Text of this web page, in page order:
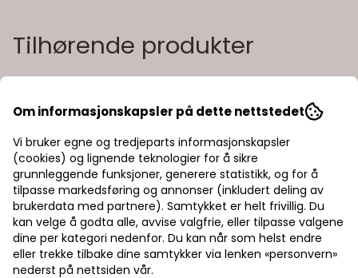
Tilhørende produkter
Om informasjonskapsler på dette nettstedet
Vi bruker egne og tredjeparts informasjonskapsler
(cookies) og lignende teknologier for å sikre
grunnleggende funksjoner, generere statistikk, og for å
tilpasse markedsføring og annonser (inkludert deling av
brukerdata med partnere). Samtykket er helt frivillig. Du
kan velge å godta alle, avvise valgfrie, eller tilpasse valgene
dine per kategori nedenfor. Du kan når som helst endre
eller trekke tilbake dine samtykker via lenken «personvern»
nederst på nettsiden vår.